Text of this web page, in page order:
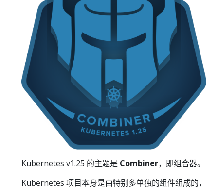
Kubernetes v1.25 的主题是 Combiner，即组合器。
Kubernetes 项目本身是由特别多单独的组件组成的，